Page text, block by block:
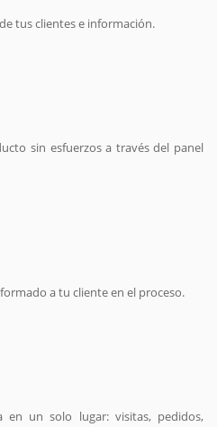
tus clientes e información.
sin esfuerzos a través del panel
a tu cliente en el proceso.
un solo lugar: visitas, pedidos,